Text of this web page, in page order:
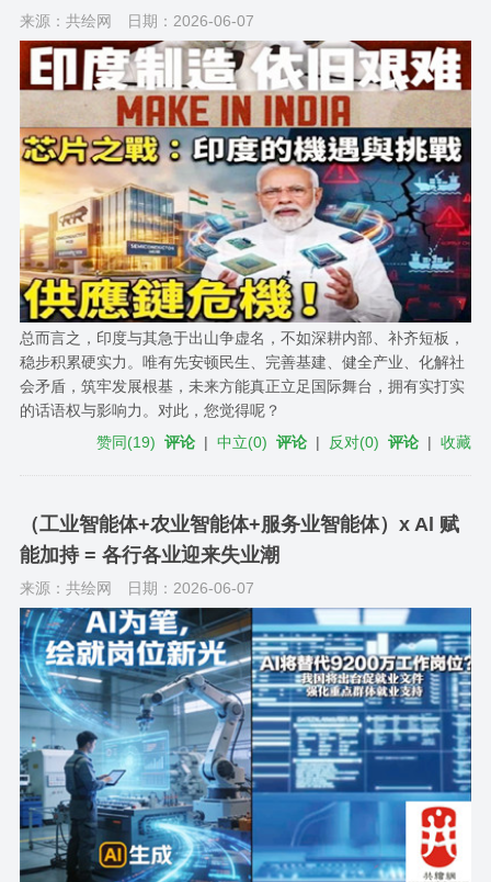
来源：共绘网 日期：2026-06-07
总而言之，印度与其急于出山争虚名，不如深耕内部、补齐短板，
稳步积累硬实力。唯有先安顿民生、完善基建、健全产业、化解社
会矛盾，筑牢发展根基，未来方能真正立足国际舞台，拥有实打实
的话语权与影响力。对此，您觉得呢？
赞同(19) 评论 |中立(0) 评论 | 反对(0) 评论 |收藏
（工业智能体+农业智能体+服务业智能体）x Al 赋
能加持 = 各行各业迎来失业潮
来源：共绘网 日期：2026-06-07